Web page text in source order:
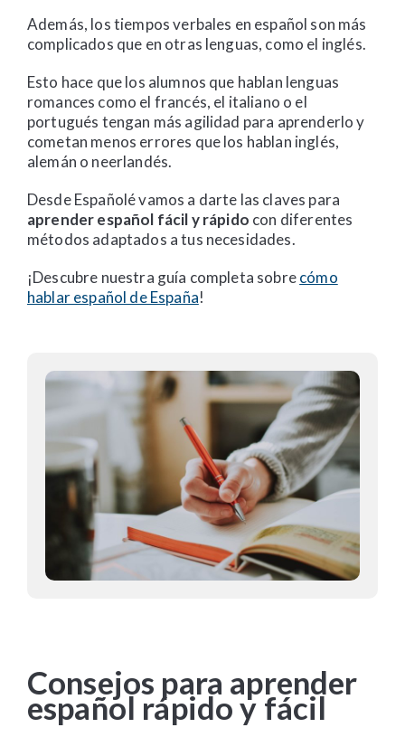
Además, los tiempos verbales en español son más
complicados que en otras lenguas, como el inglés.
Esto hace que los alumnos que hablan lenguas
romances como el francés, el italiano o el
portugués tengan más agilidad para aprenderlo y
cometan menos errores que los hablan inglés,
alemán o neerlandés.
Desde Españolé vamos a darte las claves para
aprender español fácil y rápido con diferentes
métodos adaptados a tus necesidades.
¡Descubre nuestra guía completa sobrecómo
hablar español de España!
Consejos para aprender
español rápido y fácil